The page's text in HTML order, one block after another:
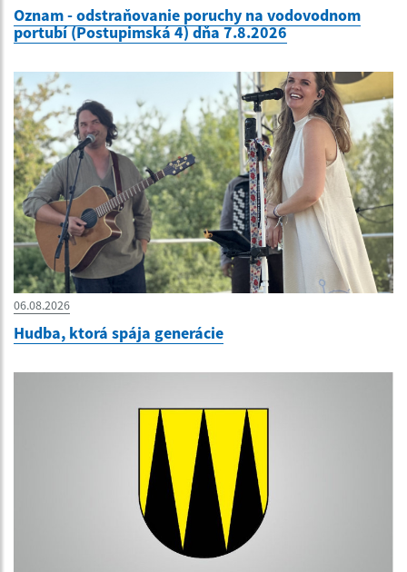
Oznam - odstraňovanie poruchy na vodovodnom
portubí (Postupimská 4) dňa 7.8.2026
06.08.2026
Hudba, ktorá spája generácie